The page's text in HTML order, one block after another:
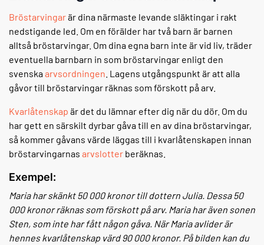
Bröstarvingarär dina närmaste levande släktingar i rakt
nedstigande led. Om en förälder har två barn är barnen
alltså bröstarvingar. Om dina egna barn inte är vid liv, träder
eventuella barnbarn in som bröstarvingar enligt den
svenskaarvsordningen . Lagens utgångspunkt är att alla
gåvor till bröstarvingar räknas som förskott på arv.
Kvarlåtenskap är det du lämnar efter dig när du dör. Om du
har gett en särskilt dyrbar gåva till en av dina bröstarvingar,
så kommer gåvans värde läggas till i kvarlåtenskapen innan
bröstarvingarnas arvslotter beräknas.
Exempel:
Maria har skänkt 50 000 kronor till dottern Julia. Dessa 50
000 kronor räknas som förskott på arv. Maria har även sonen
Sten, som inte har fått någon gåva. När Maria avlider är
hennes kvarlåtenskap värd 90 000 kronor. På bilden kan du